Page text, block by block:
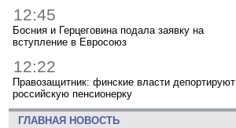
12:45
Босния и Герцеговина подала заявку на
вступление в Евросоюз
12:22
Правозащитник: финские власти депортируют
российскую пенсионерку
ГЛАВНАЯ НОВОСТЬ